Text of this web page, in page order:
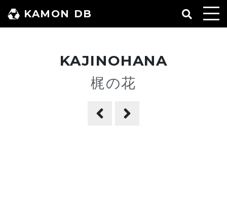
ン
KAMON DB
KAJINOHANA
梶の花